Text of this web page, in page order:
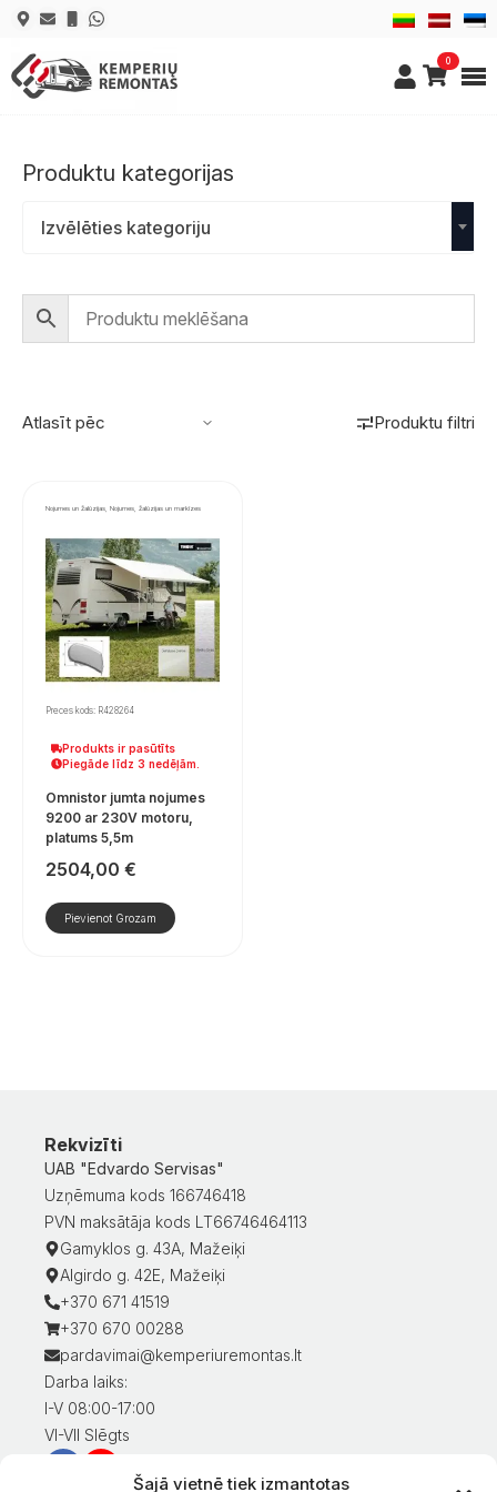
Šajā vietnē tiek izmantotas
0
Produktu kategorijas
Izvēlēties kategoriju
Produktu filtri
Nojumes un žalūzijas, Nojumes, žalūzijas un markīzes
Preces kods: R428264
Produkts ir pasūtīts
Piegāde līdz 3 nedēļām.
Omnistor jumta nojumes
9200 ar 230V motoru,
platums 5,5m
2504,00 €
Pievienot Grozam
Rekvizīti
UAB "Edvardo Servisas"
Uzņēmuma kods 166746418
PVN maksātāja kods LT66746464113
Gamyklos g. 43A, Mažeiķi
Algirdo g. 42E, Mažeiķi
+370 671 41519
+370 670 00288
pardavimai@kemperiuremontas.lt
Darba laiks:
I-V 08:00-17:00
VI-VII Slēgts